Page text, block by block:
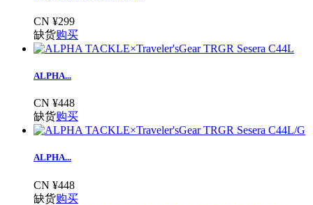
CN ¥299
缺货购买
ALPHA...
CN ¥448
缺货购买
ALPHA...
CN ¥448
缺货购买